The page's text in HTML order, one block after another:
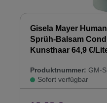
Gisela Mayer
Sprüh-Balsam
Kunsthaar 64,9 €/
Produktnummer: GM-
Sofort verfügbar